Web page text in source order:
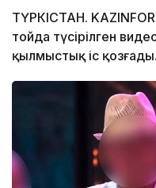
ТҮРКІСТАН.
тойда түсірілген
қылмыстық іс қозғады.